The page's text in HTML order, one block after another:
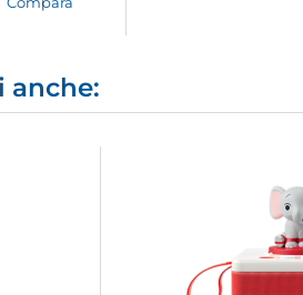
anche: